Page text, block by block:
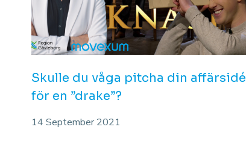
Skulle du våga pitcha din affärsidé
för en ”drake”?
14 September 2021